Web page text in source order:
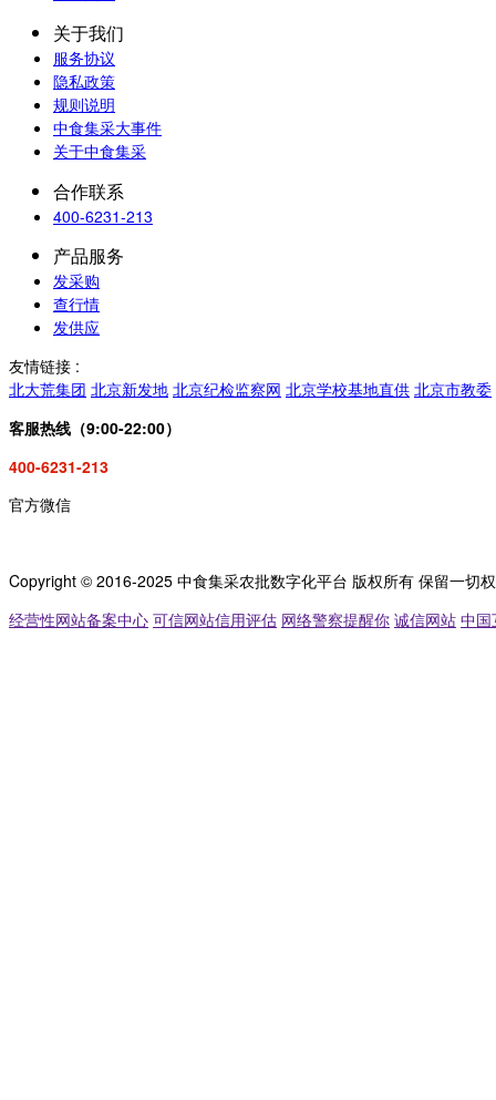
关于我们
服务协议
隐私政策
规则说明
中食集采大事件
关于中食集采
合作联系
400-6231-213
产品服务
发采购
查行情
发供应
友情链接 :
北大荒集团 北京新发地 北京纪检监察网 北京学校基地直供 北京市教委
客服热线（9:00-22:00）
400-6231-213
官方微信
Copyright © 2016-2025 中食集采农批数字化平台 版权所有 保留一切
经营性网站备案中心 可信网站信用评估 网络警察提醒你 诚信网站 中国